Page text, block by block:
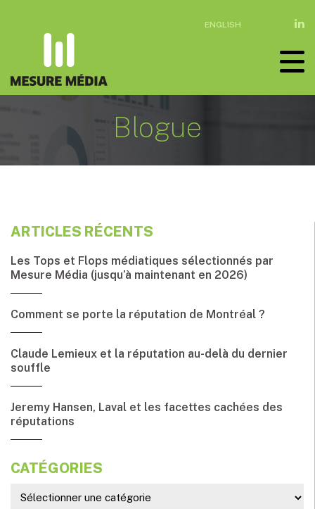
ENGLISH
Blogue
ARTICLES RÉCENTS
Les Tops et Flops médiatiques sélectionnés par
Mesure Média (jusqu’à maintenant en 2026)
Comment se porte la réputation de Montréal ?
Claude Lemieux et la réputation au-delà du dernier
souffle
Jeremy Hansen, Laval et les facettes cachées des
réputations
CATÉGORIES